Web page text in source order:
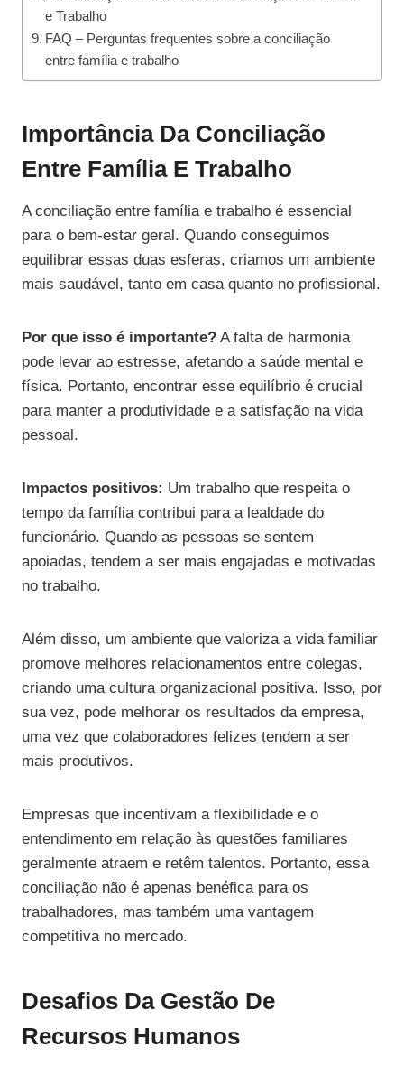
e Trabalho
FAQ – Perguntas frequentes sobre a conciliação
entre família e trabalho
Importância Da Conciliação
Entre Família E Trabalho
A conciliação entre família e trabalho é essencial
para o bem-estar geral. Quando conseguimos
equilibrar essas duas esferas, criamos um ambiente
mais saudável, tanto em casa quanto no profissional.
Por que isso é importante? A falta de harmonia
pode levar ao estresse, afetando a saúde mental e
física. Portanto, encontrar esse equilíbrio é crucial
para manter a produtividade e a satisfação na vida
pessoal.
Impactos positivos: Um trabalho que respeita o
tempo da família contribui para a lealdade do
funcionário. Quando as pessoas se sentem
apoiadas, tendem a ser mais engajadas e motivadas
no trabalho.
Além disso, um ambiente que valoriza a vida familiar
promove melhores relacionamentos entre colegas,
criando uma cultura organizacional positiva. Isso, por
sua vez, pode melhorar os resultados da empresa,
uma vez que colaboradores felizes tendem a ser
mais produtivos.
Empresas que incentivam a flexibilidade e o
entendimento em relação às questões familiares
geralmente atraem e retêm talentos. Portanto, essa
conciliação não é apenas benéfica para os
trabalhadores, mas também uma vantagem
competitiva no mercado.
Desafios Da Gestão De
Recursos Humanos